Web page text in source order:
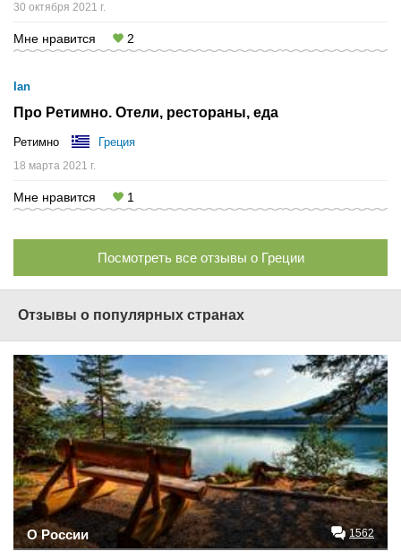
30 октября 2021 г.
Мне нравится 2
Ian
Про Ретимно. Отели, рестораны, еда
Ретимно Греция
18 марта 2021 г.
Мне нравится 1
Посмотреть все отзывы о Греции
Отзывы о популярных странах
О России 1562